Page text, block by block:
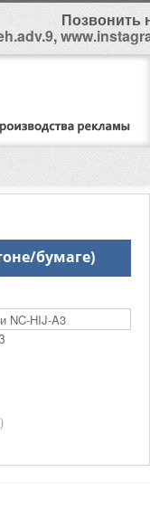
Позвонить
,
бумаге)